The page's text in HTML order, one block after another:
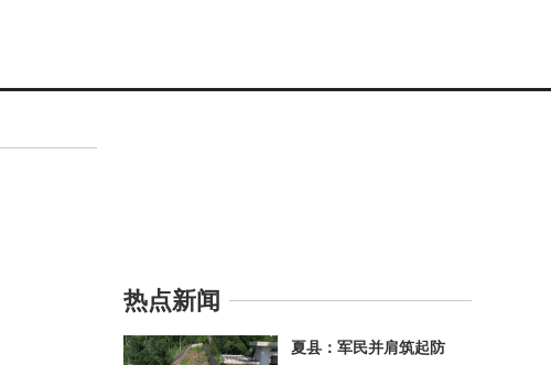
热点新闻
夏县：军民并肩筑起防